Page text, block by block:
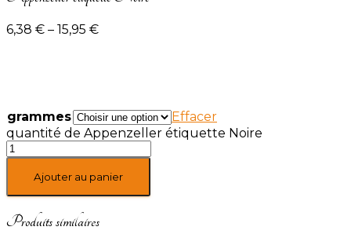
6,38 € – 15,95 €
grammes
Effacer
quantité de Appenzeller étiquette Noire
Ajouter au panier
Produits similaires